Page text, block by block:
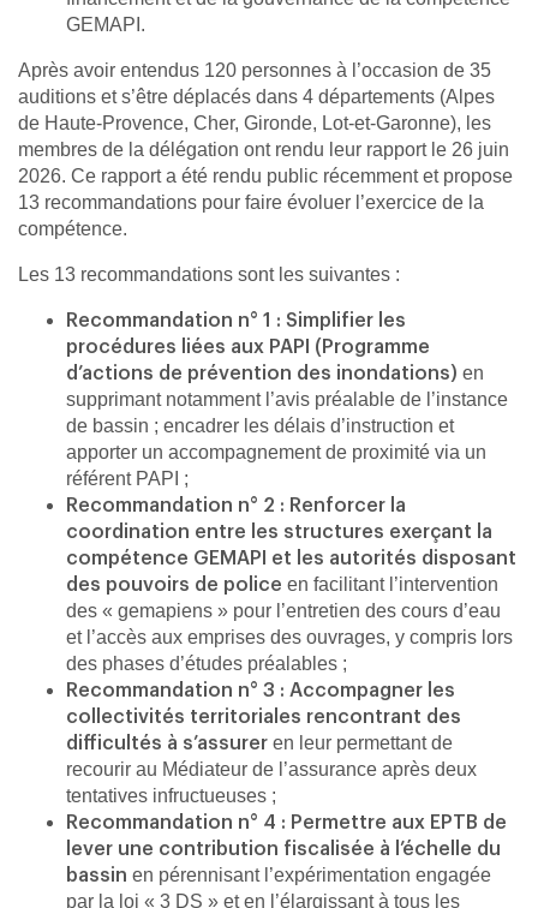
GEMAPI.
Après avoir entendus 120 personnes à l’occasion de 35
auditions et s’être déplacés dans 4 départements (Alpes
de Haute-Provence, Cher, Gironde, Lot-et-Garonne), les
membres de la délégation ont rendu leur rapport le 26 juin
2026. Ce rapport a été rendu public récemment et propose
13 recommandations pour faire évoluer l’exercice de la
compétence.
Les 13 recommandations sont les suivantes :
Recommandation n° 1 : Simplifier les
procédures liées aux PAPI (Programme
d’actions de prévention des inondations) en
supprimant notamment l’avis préalable de l’instance
de bassin ; encadrer les délais d’instruction et
apporter un accompagnement de proximité via un
référent PAPI ;
Recommandation n° 2 : Renforcer la
coordination entre les structures exerçant la
compétence GEMAPI et les autorités disposant
des pouvoirs de police en facilitant l’intervention
des « gemapiens » pour l’entretien des cours d’eau
et l’accès aux emprises des ouvrages, y compris lors
des phases d’études préalables ;
Recommandation n° 3 : Accompagner les
collectivités territoriales rencontrant des
difficultés à s’assurer en leur permettant de
recourir au Médiateur de l’assurance après deux
tentatives infructueuses ;
Recommandation n° 4 : Permettre aux EPTB de
lever une contribution fiscalisée à l’échelle du
bassin en pérennisant l’expérimentation engagée
par la loi « 3 DS » et en l’élargissant à tous les